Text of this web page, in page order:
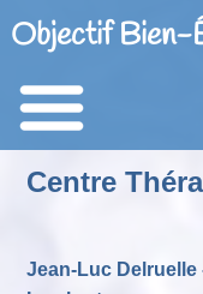
Objectif Bien-
Centre
Jean-Luc